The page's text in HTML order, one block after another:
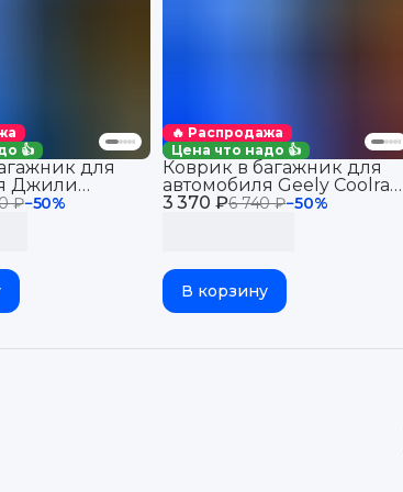
👍
₽−50%
для
Джили
2025), для
🔥 Распродажа
Цена что надо 👍
3 370 ₽6 740 ₽−50%
Коврик в багажник для
автомобиля Geely Coolray
(2019-2023), Джили
В корзину